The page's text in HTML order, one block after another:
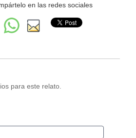
en las redes sociales
para este relato.